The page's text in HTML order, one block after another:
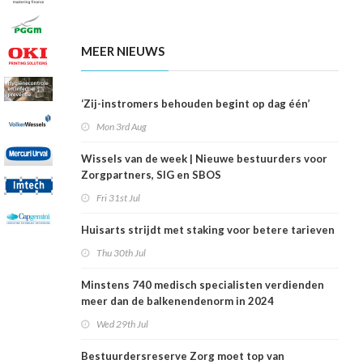
MEER NIEUWS
‘Zij-instromers behouden begint op dag één’
Mon 3rd Aug
Wissels van de week | Nieuwe bestuurders voor
Zorgpartners, SIG en SBOS
Fri 31st Jul
Huisarts strijdt met staking voor betere tarieven
Thu 30th Jul
Minstens 740 medisch specialisten verdienden
meer dan de balkenendenorm in 2024
Wed 29th Jul
Bestuurdersreserve Zorg moet top van